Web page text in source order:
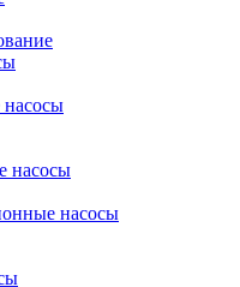
насосы
насосы